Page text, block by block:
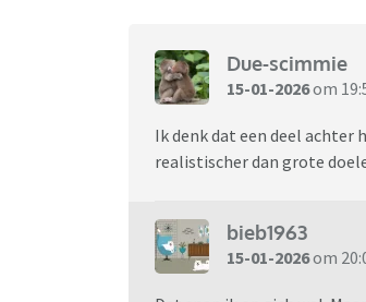
Due-scimmie
15-01-2026om
Ik denk dat een deel achter
realistischer dan grote
bieb1963
15-01-2026om